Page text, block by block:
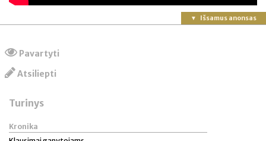
Išsamus anonsas
Pavartyti
Atsiliepti
Turinys
Kronika